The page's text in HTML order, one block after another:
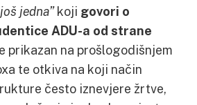
jedna”koji govori o
ADU-a od strane
prikazan na prošlogodišnjem
te otkiva na koji način
često iznevjere žrtve,